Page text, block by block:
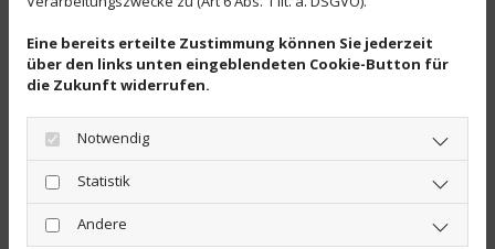
Eine bereits erteilte Zustimmung können Sie jederzeit
über den links unten eingeblendeten Cookie-Button für
die Zukunft widerrufen.
Notwendig
Statistik
Andere